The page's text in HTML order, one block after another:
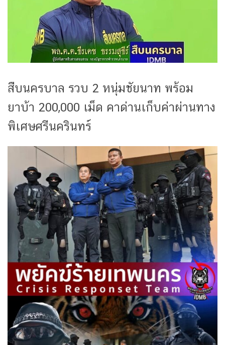
สืบนครบาล รวบ 2 หนุ่มชัยนาท พร้อม
ยาบ้า 200,000 เม็ด คาด่านเก็บค่าผ่านทาง
พิเศษศรีนครินทร์